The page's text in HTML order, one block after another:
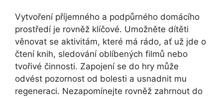
Vytvoření příjemného a podpůrného domácího
prostředí je rovněž klíčové. Umožněte dítěti
věnovat se aktivitám, které má rádo, ať už jde o
čtení knih, sledování oblíbených filmů nebo
tvořivé činnosti. Zapojení se do hry může
odvést pozornost od bolesti a usnadnit mu
regeneraci. Nezapomínejte rovněž zahrnout do